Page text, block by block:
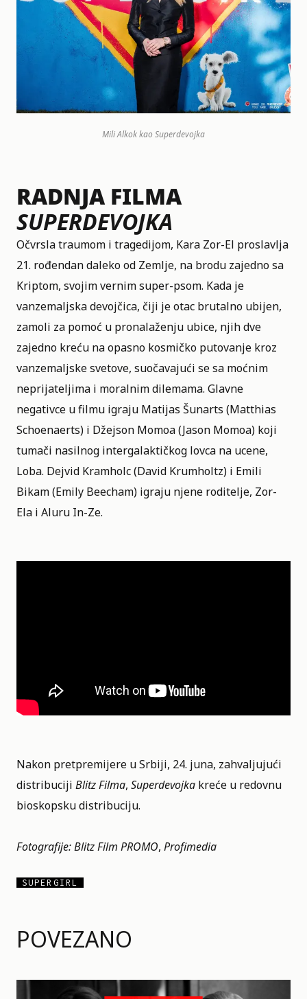
POVEZANO
Mili Alkok kao Superdevojka
RADNJA FILMA
SUPERDEVOJKA
Očvrsla traumom i tragedijom, Kara Zor-El proslavlja
21. rođendan daleko od Zemlje, na brodu zajedno sa
Kriptom, svojim vernim super-psom. Kada je
vanzemaljska devojčica, čiji je otac brutalno ubijen,
zamoli za pomoć u pronalaženju ubice, njih dve
zajedno kreću na opasno kosmičko putovanje kroz
vanzemaljske svetove, suočavajući se sa moćnim
neprijateljima i moralnim dilemama. Glavne
negativce u filmu igraju Matijas Šunarts (Matthias
Schoenaerts) i Džejson Momoa (Jason Momoa) koji
tumači nasilnog intergalaktičkog lovca na ucene,
Loba. Dejvid Kramholc (David Krumholtz) i Emili
Bikam (Emily Beecham) igraju njene roditelje, Zor-
Ela i Aluru In-Ze.
Nakon pretpremijere u Srbiji, 24. juna, zahvaljujući
distribuciji Blitz Filma, Superdevojka kreće u redovnu
bioskopsku distribuciju.
Fotografije: Blitz Film PROMO, Profimedia
SUPERGIRL